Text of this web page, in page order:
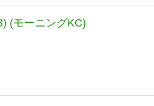
(モーニングKC)